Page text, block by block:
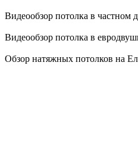
Видеообзор потолка в частном
Видеообзор потолка в
Обзор натяжных потолков на